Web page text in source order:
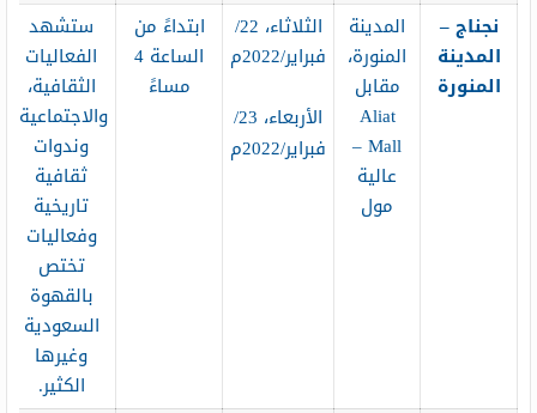
نجناج –
المدينة
المنورة
المدينة
المنورة،
مقابل
Aliat
Mall –
عالية
مول
الثلاثاء، 22/
فبراير/2022م
الأربعاء، 23/
فبراير/2022م
ابتداءً من
الساعة 4
مساءً
ستشهد
الفعاليات
الثقافية،
والاجتماعية،
وندوات
ثقافية
تاريخية
وفعاليات
تختص
بالقهوة
السعودية
وغيرها
الكثير.